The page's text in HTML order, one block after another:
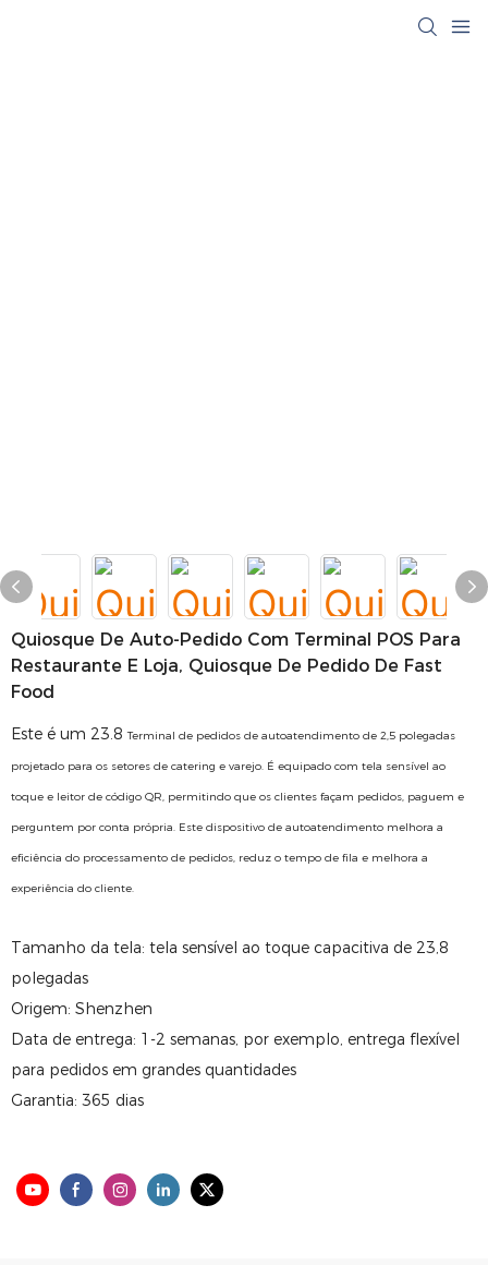
Quiosque De Auto-Pedido Com Terminal POS Para
Restaurante E Loja, Quiosque De Pedido De Fast
Food
Este é um 23.8Terminal de pedidos de autoatendimento de 2,5 polegadas
projetado para os setores de catering e varejo. É equipado com tela sensível ao
toque e leitor de código QR, permitindo que os clientes façam pedidos, paguem e
perguntem por conta própria. Este dispositivo de autoatendimento melhora a
eficiência do processamento de pedidos, reduz o tempo de fila e melhora a
experiência do cliente.
Tamanho da tela: tela sensível ao toque capacitiva de 23,8
polegadas
Origem: Shenzhen
Data de entrega: 1-2 semanas, por exemplo, entrega flexível
para pedidos em grandes quantidades
Garantia: 365 dias